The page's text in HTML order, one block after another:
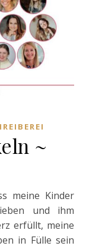
~
und ihm
erfüllt, meine
in Fülle sein